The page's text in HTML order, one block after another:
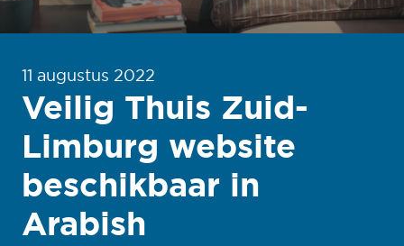
11 augustus 2022
Veilig Thuis Zuid-
Limburg website
beschikbaar in
Arabish